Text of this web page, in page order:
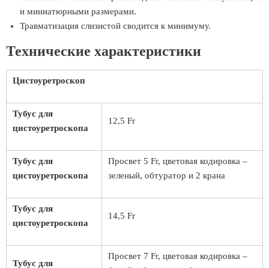
и миниатюрными размерами.
Травматизация слизистой сводится к минимуму.
Технические характеристики
Цистоуретроскоп
Тубус для
цистоуретроскопа
12,5 Fr
Тубус для
цистоуретроскопа
Просвет 5 Fr, цветовая кодировка –
зеленый, обтуратор и 2 крана
Тубус для
цистоуретроскопа
14,5 Fr
Тубус для
Просвет 7 Fr, цветовая кодировка –